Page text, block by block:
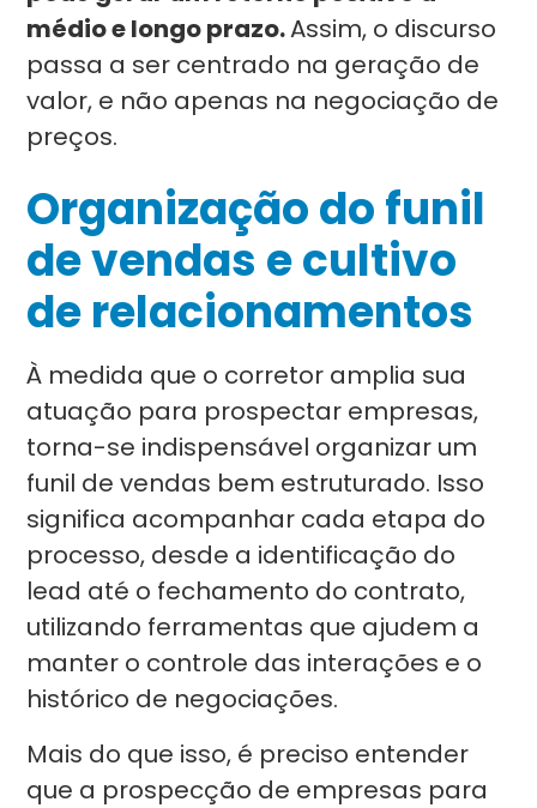
médio e longo prazo.Assim, o discurso
passa a ser centrado na geração de
valor, e não apenas na negociação de
preços.
Organização do funil
de vendas e cultivo
de relacionamentos
À medida que o corretor amplia sua
atuação para prospectar empresas,
torna-se indispensável organizar um
funil de vendas bem estruturado. Isso
significa acompanhar cada etapa do
processo, desde a identificação do
lead até o fechamento do contrato,
utilizando ferramentas que ajudem a
manter o controle das interações e o
histórico de negociações.
Mais do que isso, é preciso entender
que a prospecção de empresas para